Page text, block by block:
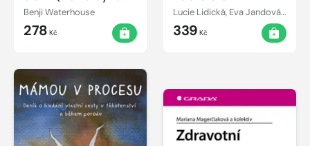
pomůže)
Benji Waterhouse
278 Kč
zdravotnické obory
Lucie Lidická, Eva Jandová, Martina Dingová Šliková
339 Kč